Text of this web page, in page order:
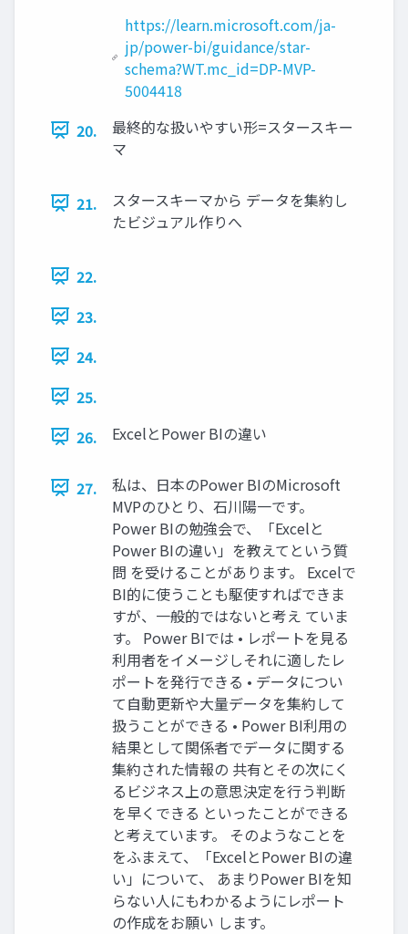
https://learn.microsoft.com/ja-
jp/power-bi/guidance/star-
schema?WT.mc_id=DP-MVP-
5004418
20.
最終的な扱いやすい形=スタースキー
マ
21.
スタースキーマから データを集約し
たビジュアル作りへ
22.
23.
24.
25.
26.
ExcelとPower BIの違い
27.
私は、日本のPower BIのMicrosoft
MVPのひとり、石川陽一です。
Power BIの勉強会で、「Excelと
Power BIの違い」を教えてという質
問 を受けることがあります。 Excelで
BI的に使うことも駆使すればできま
すが、一般的ではないと考え ていま
す。 Power BIでは • レポートを見る
利用者をイメージしそれに適したレ
ポートを発行できる • データについ
て自動更新や大量データを集約して
扱うことができる • Power BI利用の
結果として関係者でデータに関する
集約された情報の 共有とその次にく
るビジネス上の意思決定を行う判断
を早くできる といったことができる
と考えています。 そのようなことを
をふまえて、「ExcelとPower BIの違
い」について、 あまりPower BIを知
らない人にもわかるようにレポート
の作成をお願い します。